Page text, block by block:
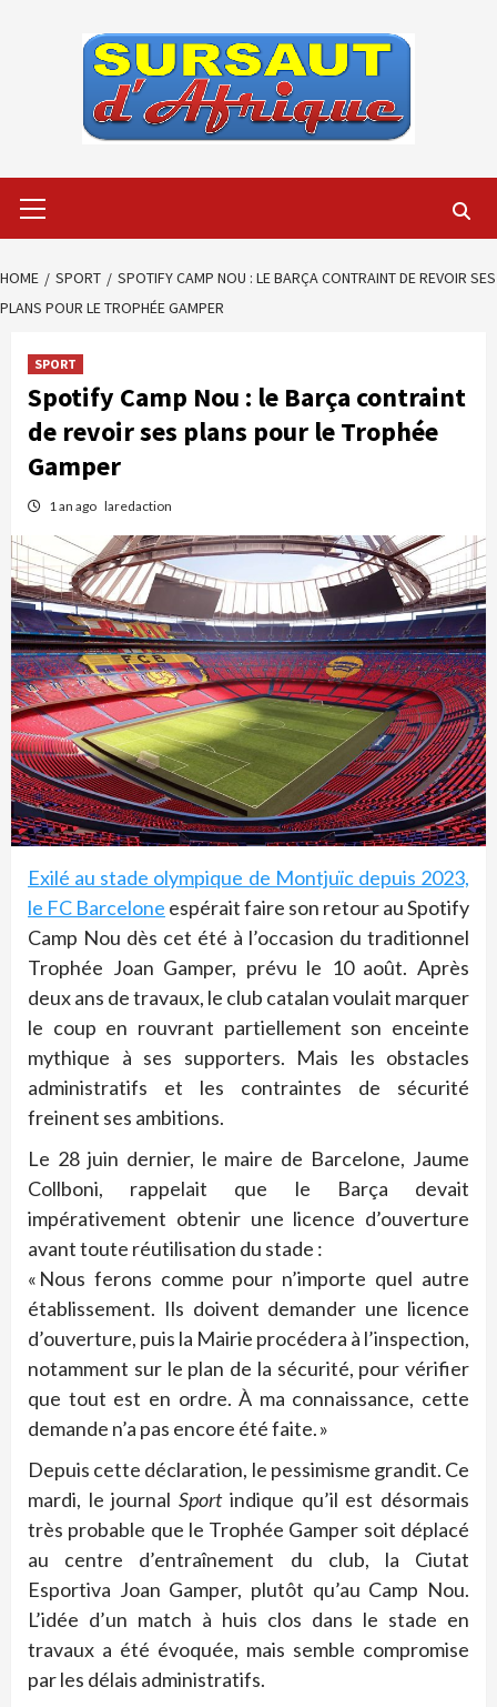
Menu
HOME SPORT
SPOTIFY CAMP NOU : LE BARÇA CONTRAINT DE REVOIR SES
PLANS POUR LE TROPHÉE GAMPER
SPORT
Spotify Camp Nou : le Barça contraint
de revoir ses plans pour le Trophée
Gamper
1 an ago laredaction
Exilé au stade olympique de Montjuïc depuis 2023,
le FC Barcelone espérait faire son retour au Spotify
Camp Nou dès cet été à l’occasion du traditionnel
Trophée Joan Gamper, prévu le 10 août. Après
deux ans de travaux, le club catalan voulait marquer
le coup en rouvrant partiellement son enceinte
mythique à ses supporters. Mais les obstacles
administratifs et les contraintes de sécurité
freinent ses ambitions.
Le 28 juin dernier, le maire de Barcelone, Jaume
Collboni, rappelait que le Barça devait
impérativement obtenir une licence d’ouverture
avant toute réutilisation du stade :
« Nous ferons comme pour n’importe quel autre
établissement. Ils doivent demander une licence
d’ouverture, puis la Mairie procédera à l’inspection,
notamment sur le plan de la sécurité, pour vérifier
que tout est en ordre. À ma connaissance, cette
demande n’a pas encore été faite. »
Depuis cette déclaration, le pessimisme grandit. Ce
mardi, le journalSportindique qu’il est désormais
très probable que le Trophée Gamper soit déplacé
au centre d’entraînement du club, la Ciutat
Esportiva Joan Gamper, plutôt qu’au Camp Nou.
L’idée d’un match à huis clos dans le stade en
travaux a été évoquée, mais semble compromise
par les délais administratifs.